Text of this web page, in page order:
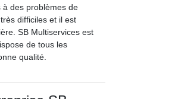
à des problèmes de
difficiles et il est
SB Multiservices est
de tous les
qualité.